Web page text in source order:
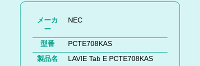
メーカ
ー
NEC
型番
PCTE708KAS
製品名
LAVIE Tab E PCTE708KAS